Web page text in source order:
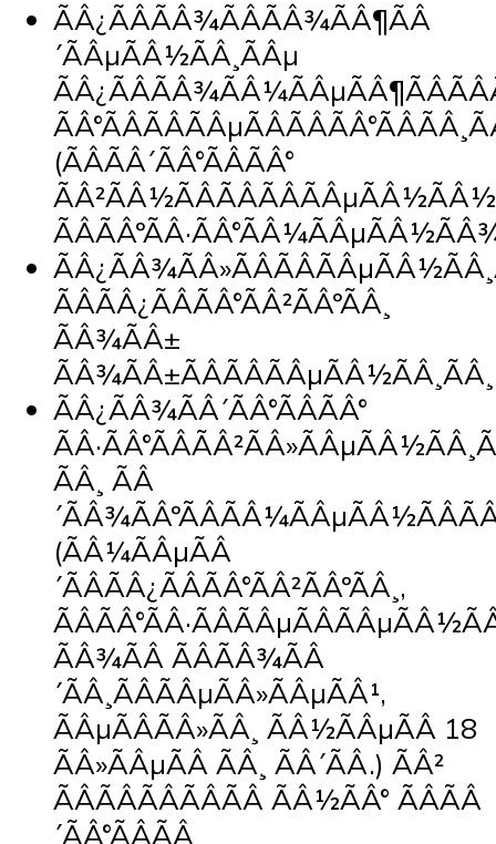
ÃÂ¿ÃÂÃÂ¾ÃÂÃÂ¾ÃÂ¶ÃÂ
´ÃÂµÃÂ½ÃÂ¸ÃÂµ
(ÃÂÃÂ´ÃÂ°ÃÂÃÂ°
ÃÂÃÂ¿ÃÂÃÂ°ÃÂ²ÃÂºÃÂ¸
ÃÂ¾ÃÂ±
ÃÂ¿ÃÂ¾ÃÂ´ÃÂ°ÃÂÃÂ°
ÃÂ¸ ÃÂ
(ÃÂ¼ÃÂµÃÂ
´ÃÂÃÂ¿ÃÂÃÂ°ÃÂ²ÃÂºÃÂ¸,
ÃÂ¾ÃÂ ÃÂÃÂ¾ÃÂ
´ÃÂ¸ÃÂÃÂµÃÂ»ÃÂµÃÂ¹,
ÃÂµÃÂÃÂ»ÃÂ¸ ÃÂ½ÃÂµÃÂ 18
ÃÂ»ÃÂµÃÂ ÃÂ¸ ÃÂ´ÃÂ.) ÃÂ²
ÃÂÃÂÃÂÃÂÃÂ ÃÂ½ÃÂ° ÃÂÃÂ
´ÃÂ°ÃÂÃÂ